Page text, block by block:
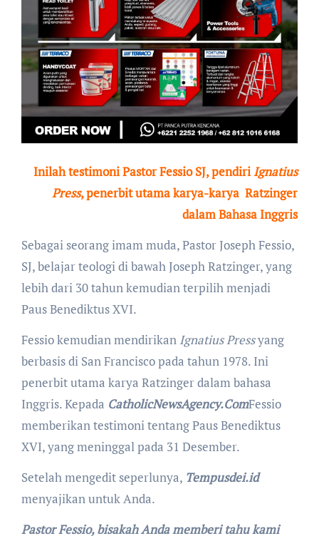
Inilah testimoni Pastor Fessio SJ, pendiriIgnatius
Press, penerbit utama karya-karya Ratzinger
dalam Bahasa Inggris
Sebagai seorang imam muda, Pastor Joseph Fessio,
SJ, belajar teologi di bawah Joseph Ratzinger, yang
lebih dari 30 tahun kemudian terpilih menjadi
Paus Benediktus XVI.
Fessio kemudian mendirikan Ignatius Pressyang
berbasis di San Francisco pada tahun 1978. Ini
penerbit utama karya Ratzinger dalam bahasa
Inggris. Kepada CatholicNewsAgency.ComFessio
memberikan testimoni tentang Paus Benediktus
XVI, yang meninggal pada 31 Desember.
Setelah mengedit seperlunya, Tempusdei.id
menyajikan untuk Anda.
Pastor Fessio, bisakah Anda memberi tahu kami